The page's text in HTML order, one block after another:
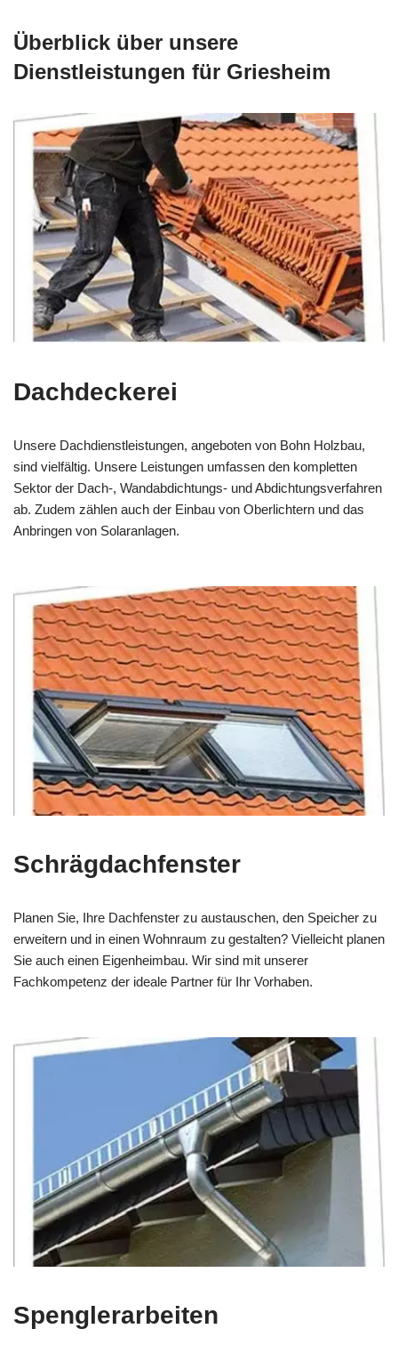
Überblick über unsere
Dienstleistungen für Griesheim
Dachdeckerei
Unsere Dachdienstleistungen, angeboten von Bohn Holzbau,
sind vielfältig. Unsere Leistungen umfassen den kompletten
Sektor der Dach-, Wandabdichtungs- und Abdichtungsverfahren
ab. Zudem zählen auch der Einbau von Oberlichtern und das
Anbringen von Solaranlagen.
Schrägdachfenster
Planen Sie, Ihre Dachfenster zu austauschen, den Speicher zu
erweitern und in einen Wohnraum zu gestalten? Vielleicht planen
Sie auch einen Eigenheimbau. Wir sind mit unserer
Fachkompetenz der ideale Partner für Ihr Vorhaben.
Spenglerarbeiten